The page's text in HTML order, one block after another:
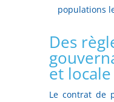
populations
Des
et
Le contrat de